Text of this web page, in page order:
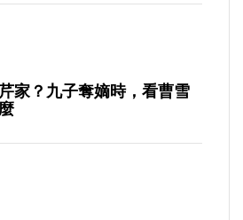
家？九子奪嫡時，看曹雪